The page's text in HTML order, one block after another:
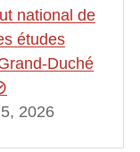
national de
études
Duché
2026